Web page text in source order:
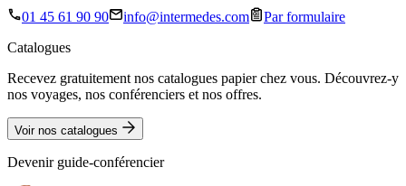
01 45 61 90 90 info@intermedes.com
Par formulaire
Catalogues
Recevez gratuitement nos catalogues papier chez vous. Découvrez-y
nos voyages, nos conférenciers et nos offres.
Voir nos catalogues
Devenir guide-conférencier